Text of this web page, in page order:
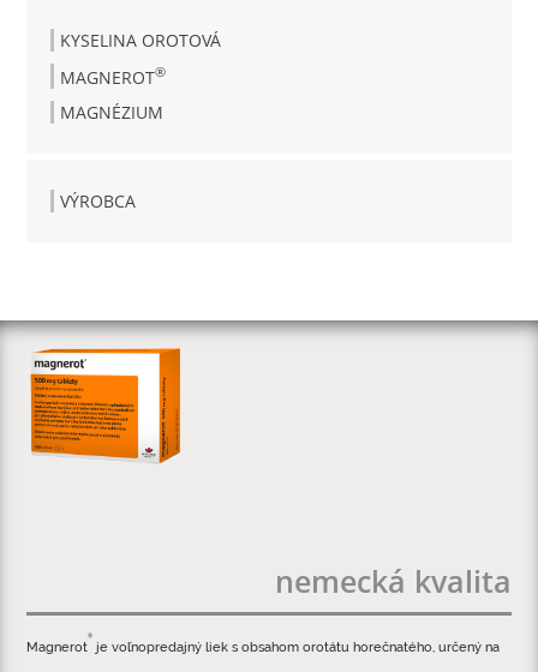
KYSELINA OROTOVÁ
MAGNEROT®
MAGNÉZIUM
VÝROBCA
nemecká kvalita
Magnerot
®
je voľnopredajný liek s obsahom orotátu horečnatého, určený na